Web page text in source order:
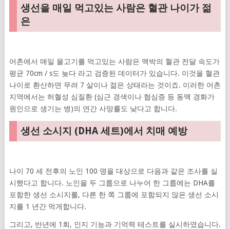
생선을 매일 먹고있는 사람은 혈관 나이가 젊
은
어촌에서 매일 물고기를 먹고있는 사람은 맥박의 혈관 전달 속도가
평균 70cm / s도 늦다 라고 검증된 데이터가 있습니다. 이것을 혈관
나이로 환산하면 무려 7 살이나 젊은 상태라는 것이죠. 이러한 어촌
지역에서는 허혈성 심질환 (심근 경색이나 협심증 등 동맥 경화가
원인으로 생기는 병)의 연간 사망률도 낮다고 합니다.
생선 소시지 (DHA 세트)에서 치매 예방
나이 70 세 전후의 노인 100 명을 대상으로 다음과 같은 조사를 실
시했다고 합니다. 노인을 두 그룹으로 나누어 한 그룹에는 DHA를
포함한 생선 소시지를, 다른 한 쪽 그룹에 포함되지 않은 생선 소시
지를 1 년간 먹게합니다.
그리고, 반년에 1회, 인지 기능과 기억력 테스트를 실시하였습니다.